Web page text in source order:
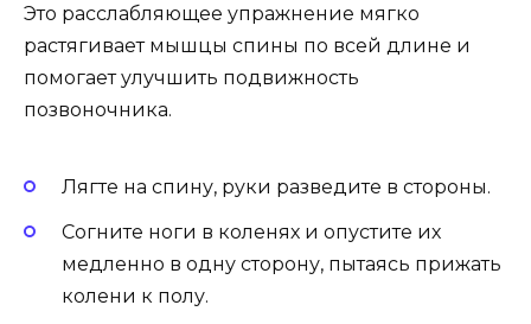
Это расслабляющее упражнение мягко
растягивает мышцы спины по всей длине и
помогает улучшить подвижность
позвоночника.
Лягте на спину, руки разведите в стороны.
Согните ноги в коленях и опустите их
медленно в одну сторону, пытаясь прижать
колени к полу.